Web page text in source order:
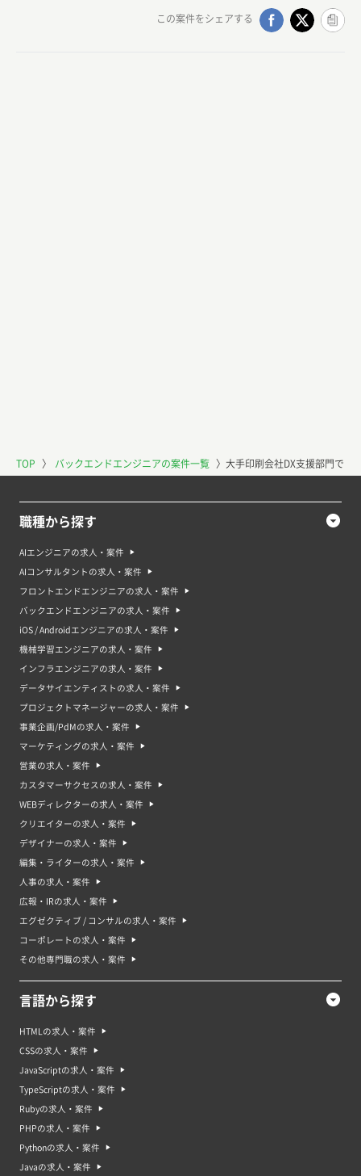
TOP 〉 バックエンドエンジニアの案件一覧 〉 大手印刷会社DX支援部門で
この案件をシェアする
職種から探す
AIエンジニアの求人・案件
AIコンサルタントの求人・案件
フロントエンドエンジニアの求人・案件
バックエンドエンジニアの求人・案件
iOS / Androidエンジニアの求人・案件
機械学習エンジニアの求人・案件
インフラエンジニアの求人・案件
データサイエンティストの求人・案件
プロジェクトマネージャーの求人・案件
事業企画/PdMの求人・案件
マーケティングの求人・案件
営業の求人・案件
カスタマーサクセスの求人・案件
WEBディレクターの求人・案件
クリエイターの求人・案件
デザイナーの求人・案件
編集・ライターの求人・案件
人事の求人・案件
広報・IRの求人・案件
エグゼクティブ / コンサルの求人・案件
コーポレートの求人・案件
その他専門職の求人・案件
言語から探す
HTMLの求人・案件
CSSの求人・案件
JavaScriptの求人・案件
TypeScriptの求人・案件
Rubyの求人・案件
PHPの求人・案件
Pythonの求人・案件
Javaの求人・案件